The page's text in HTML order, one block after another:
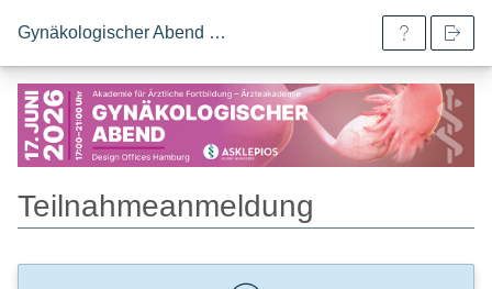
Gynäkologischer Abend 2026
Teilnahmeanmeldung